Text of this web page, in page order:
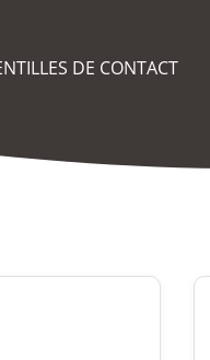
DE CONTACT